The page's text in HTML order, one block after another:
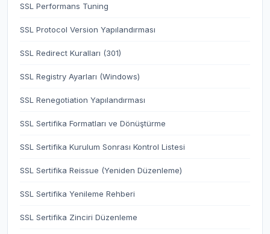
SSL Performans Tuning
SSL Protocol Version Yapılandırması
SSL Redirect Kuralları (301)
SSL Registry Ayarları (Windows)
SSL Renegotiation Yapılandırması
SSL Sertifika Formatları ve Dönüştürme
SSL Sertifika Kurulum Sonrası Kontrol Listesi
SSL Sertifika Reissue (Yeniden Düzenleme)
SSL Sertifika Yenileme Rehberi
SSL Sertifika Zinciri Düzenleme